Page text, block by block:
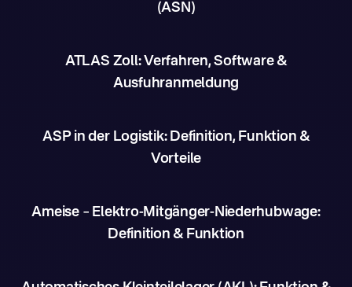
(ASN)
ATLAS Zoll: Verfahren, Software &
Ausfuhranmeldung
ASP in der Logistik: Definition, Funktion &
Vorteile
Ameise – Elektro-Mitgänger-Niederhubwage:
Definition & Funktion